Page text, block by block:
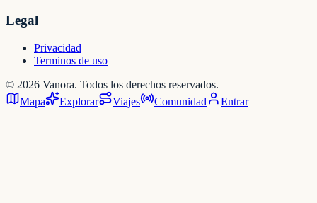
Legal
Privacidad
Terminos de uso
© 2026 Vanora. Todos los derechos reservados.
Mapa
Explorar Viajes Comunidad Entrar